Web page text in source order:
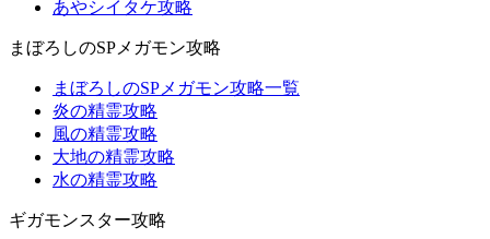
あやシイタケ攻略
まぼろしのSPメガモン攻略
まぼろしのSPメガモン攻略一覧
炎の精霊攻略
風の精霊攻略
大地の精霊攻略
水の精霊攻略
ギガモンスター攻略